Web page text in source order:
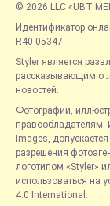
© 2026 LLC «UBT
Идентификатор
R40-05347
Styler является
рассказывающим о
новостей.
Фотографии,
правообладателям.
Images,
разрешения
логотипом «Styler»
использоваться на
4.0 International.